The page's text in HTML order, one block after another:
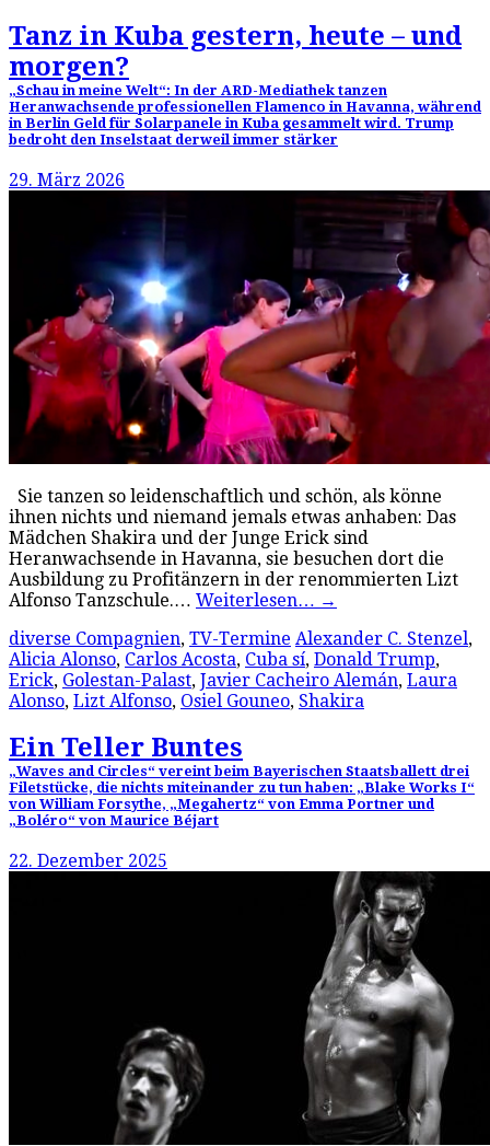
Tanz in Kuba gestern, heute – und
morgen?
„Schau in meine Welt“: In der ARD-Mediathek tanzen
Heranwachsende professionellen Flamenco in Havanna, während
in Berlin Geld für Solarpanele in Kuba gesammelt wird. Trump
bedroht den Inselstaat derweil immer stärker
29. März 2026
Sie tanzen so leidenschaftlich und schön, als könne
ihnen nichts und niemand jemals etwas anhaben: Das
Mädchen Shakira und der Junge Erick sind
Heranwachsende in Havanna, sie besuchen dort die
Ausbildung zu Profitänzern in der renommierten Lizt
Alfonso Tanzschule.… Weiterlesen… →
diverse Compagnien, TV-Termine Alexander C. Stenzel,
Alicia Alonso, Carlos Acosta, Cuba sí, Donald Trump,
Erick, Golestan-Palast, Javier Cacheiro Alemán, Laura
Alonso, Lizt Alfonso, Osiel Gouneo, Shakira
Ein Teller Buntes
„Waves and Circles“ vereint beim Bayerischen Staatsballett drei
Filetstücke, die nichts miteinander zu tun haben: „Blake Works I“
von William Forsythe, „Megahertz“ von Emma Portner und
„Boléro“ von Maurice Béjart
22. Dezember 2025